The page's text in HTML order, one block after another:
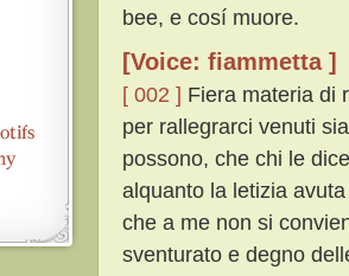
bee, e cosí muore.
[Voice: fiammetta ]
[ 002 ] Fiera materia di
per rallegrarci venuti
possono, che chi le
alquanto la letizia
che a me non si
sventurato e degno